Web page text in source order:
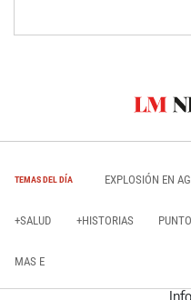
TEMAS DEL DÍA EXPLOSIÓN EN
+SALUD +HISTORIAS
MAS E